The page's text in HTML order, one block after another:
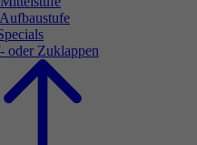
oder Zuklappen